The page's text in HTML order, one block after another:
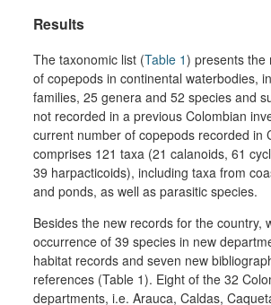
Results
The taxonomic list (Table 1) presents the
of copepods in continental waterbodies,
families, 25 genera and 52 species and
not recorded in a previous Colombian
current number of copepods recorded in
comprises 121 taxa (21 calanoids, 61
39 harpacticoids), including taxa from
and ponds, as well as parasitic species.
Besides the new records for the country,
occurrence of 39 species in new
habitat records and seven new
references (Table 1). Eight of the 32
departments, i.e. Arauca, Caldas,